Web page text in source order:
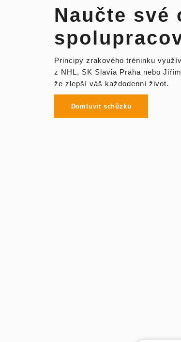
Naučte své
Principy zrakového tréninku
z NHL, SK Slavia Praha nebo
že zlepší váš každodenní život.
Domluvit schůzku